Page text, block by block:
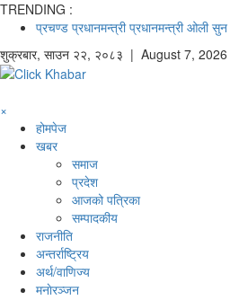
TRENDING :
प्रचण्ड प्रधानमन्त्री प्रधानमन्त्री ओली सुन
शुक्रबार, साउन २२, २०८३ | August 7, 2026
×
होमपेज
खबर
समाज
प्रदेश
आजको पत्रिका
सम्पादकीय
राजनीति
अन्तर्राष्ट्रिय
अर्थ/वाणिज्य
मनाेरञ्जन